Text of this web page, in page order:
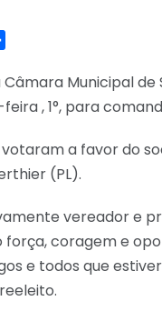
Municipal de
, 1°, para
votaram a favor do
(PL).
vereador e
coragem e
e todos que